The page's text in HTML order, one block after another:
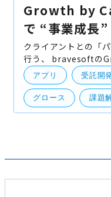
Growth by
で “事業成長
か？」
クライアントとの「
行う、 bravesoftの
「クライアントの事
げ、 企画から開発、
きたく考えて
アプリ 受託開
グロース 課題